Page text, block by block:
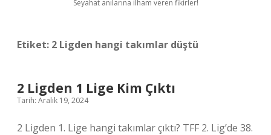
Seyahat anılarına ilham veren fikirler!
Etiket: 2 Ligden hangi takımlar düştü
2 Ligden 1 Lige Kim Çıktı
Tarih: Aralık 19, 2024
2 Ligden 1. Lige hangi takımlar çıktı? TFF 2. Lig’de 38.